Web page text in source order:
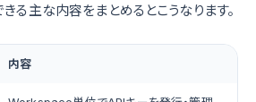
主な内容をまとめるとこうなります。
内容